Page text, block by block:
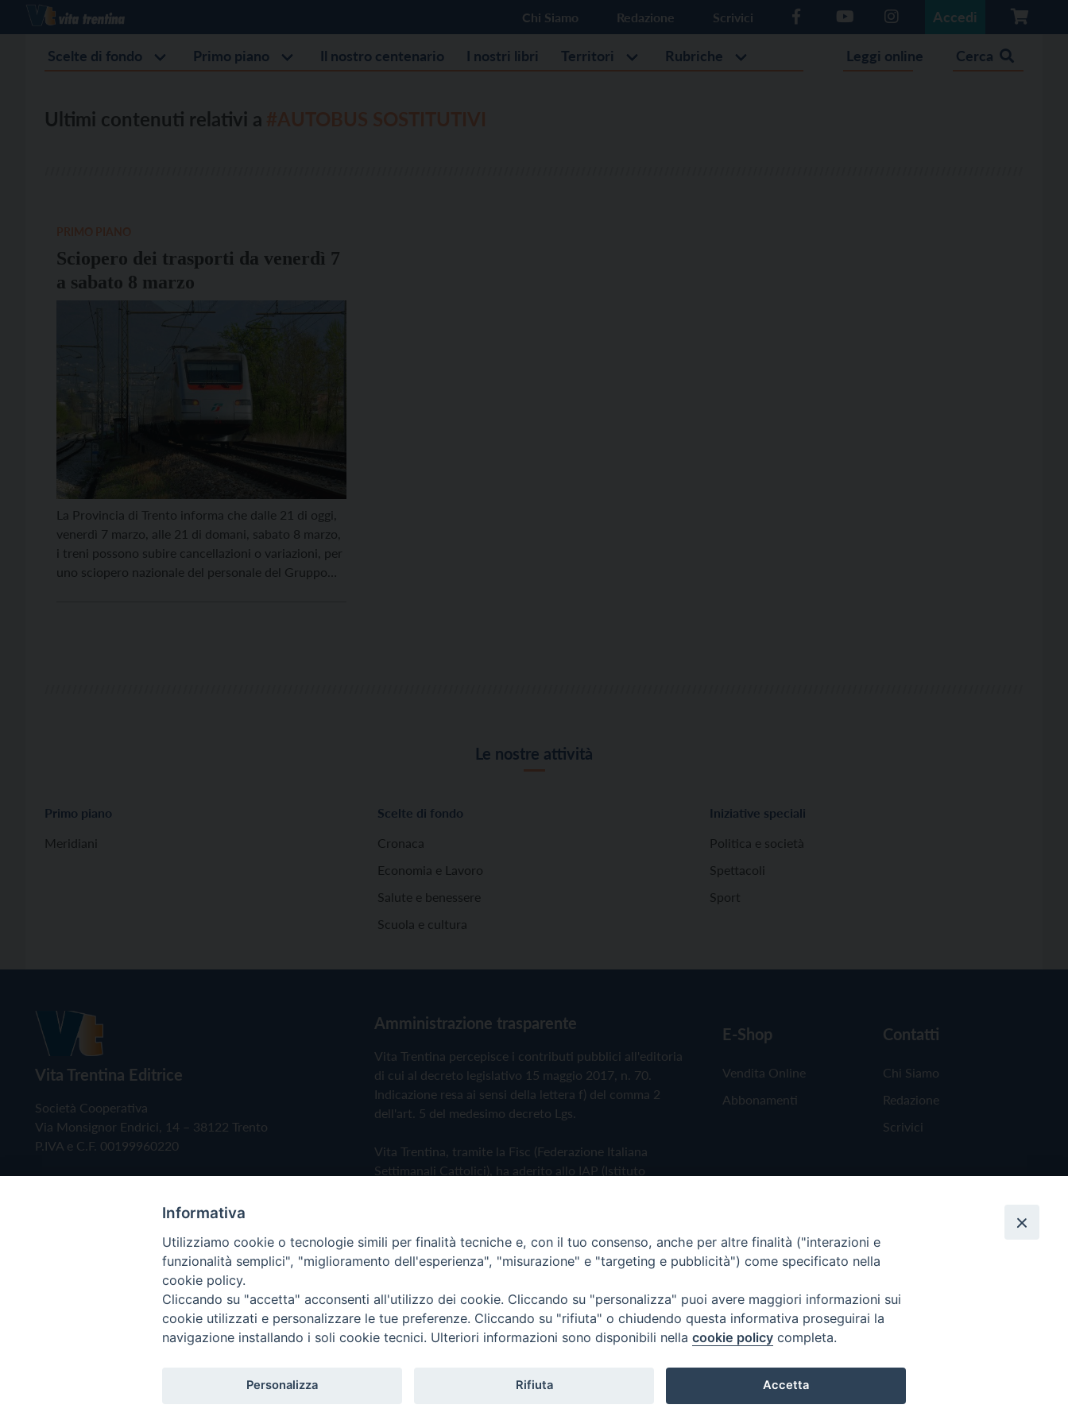
Chi Siamo Redazione Scrivici Accedi
Scelte di fondo Primo piano Il nostro centenario I nostri libri Territori Rubriche Leggi online Cerca
Ultimi contenuti relativi a
Sciopero dei trasporti da venerdì 7
a sabato 8 marzo
La Provincia di Trento informa che dalle 21 di oggi,
venerdì 7 marzo, alle 21 di domani, sabato 8 marzo,
i treni possono subire cancellazioni o variazioni, per
uno sciopero nazionale del personale del Gruppo
Le nostre attività
Primo piano
Meridiani
Scelte di fondo
Cronaca
Economia e Lavoro
Salute e benessere
Scuola e cultura
Iniziative speciali
Politica e società
Spettacoli
Sport
Vita Trentina Editrice
Società Cooperativa
Via Monsignor Endrici, 14 – 38122 Trento
P.IVA e C.F. 00199960220
Amministrazione trasparente
Vita Trentina percepisce i contributi pubblici all'editoria
di cui al decreto legislativo 15 maggio 2017, n. 70.
Indicazione resa ai sensi della lettera f) del comma 2
dell'art. 5 del medesimo decreto Lgs.
Vita Trentina, tramite la Fisc (Federazione Italiana
Settimanali Cattolici), ha aderito allo IAP (Istituto
Privacy Policy Cookie Policy
E-Shop
Vendita Online
Abbonamenti
Contatti
Chi Siamo
Redazione
Scrivici
Copyright © 2019 - Tutti i diritti riservati - Vita Trentina Editrice
Informativa
Utilizziamo cookie o tecnologie simili per finalità tecniche e, con il tuo consenso, anche per altre finalità ("interazioni e
funzionalità semplici", "miglioramento dell'esperienza", "misurazione" e "targeting e pubblicità") come specificato nella
cookie policy.
Cliccando su "accetta" acconsenti all'utilizzo dei cookie. Cliccando su "personalizza" puoi avere maggiori informazioni sui
cookie utilizzati e personalizzare le tue preferenze. Cliccando su "rifiuta" o chiudendo questa informativa proseguirai la
navigazione installando i soli cookie tecnici. Ulteriori informazioni sono disponibili nella cookie policy completa.
Personalizza Rifiuta Accetta